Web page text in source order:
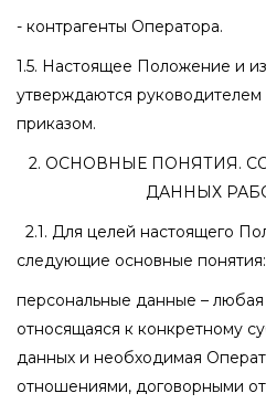
- контрагенты Оператора.
1.5. Настоящее Положение и
утверждаются
приказом.
2. ОСНОВНЫЕ ПОНЯТИЯ.
ДАННЫХ
2.1. Для целей настоящего
следующие основные понятия:
персональные данные –
относящаяся к конкретному
данных и необходимая
отношениями, договорными